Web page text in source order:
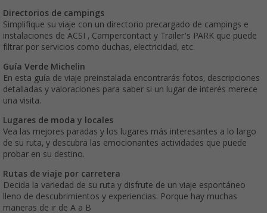
Directorios de campings
Simplifique su viaje con un directorio precargado de campings e
instalaciones de ACSI , Campercontact y Trailer's PARK que puede
filtrar por servicios como duchas, electricidad, etc.
Guía Verde Michelin
En esta guía de viaje preinstalada encontrarás fotos, descripciones
detalladas y valoraciones para saber si un lugar de interés merece
una visita.
Lugares de moda y locales
Vea las mejores paradas y los lugares más interesantes a lo largo
de su ruta, y descubra las emocionantes actividades que puede
probar en su destino.
Rutas de viaje por carretera
Decida la variedad de su ruta y disfrute de un viaje espontáneo
lleno de descubrimientos y experiencias. Porque hay muchas
maneras de ir de A a B